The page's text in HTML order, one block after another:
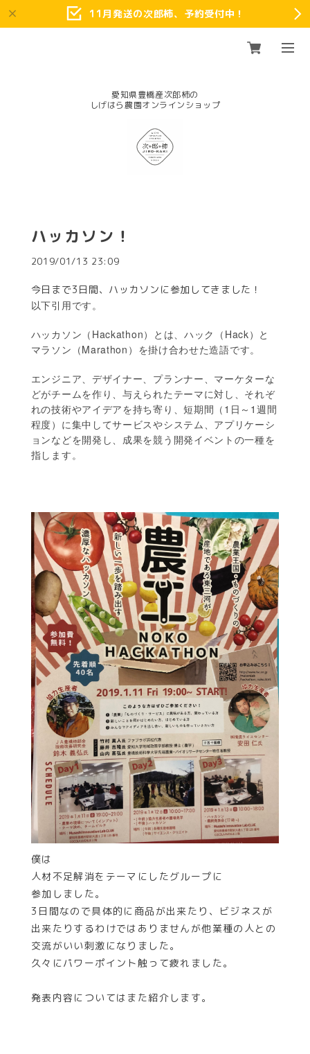
11月発送の次郎柿、予約受付中！
愛知県豊橋産次郎柿の
ハッカソン！
2019/01/13 23:09
今日まで3日間、ハッカソンに参加してきました！
以下引用です。
ハッカソン（Hackathon）とは、ハック（Hack）と
マラソン（Marathon）を掛け合わせた造語です。
エンジニア、デザイナー、プランナー、マーケターな
どがチームを作り、与えられたテーマに対し、それぞ
れの技術やアイデアを持ち寄り、短期間（1日～1週間
程度）に集中してサービスやシステム、アプリケーシ
ョンなどを開発し、成果を競う開発イベントの一種を
指します。
僕は
人材不足解消をテーマにしたグループに
参加しました。
3日間なので具体的に商品が出来たり、ビジネスが
出来たりするわけではありませんが他業種の人との
交流がいい刺激になりました。
久々にパワーポイント触って疲れました。
発表内容についてはまた紹介します。